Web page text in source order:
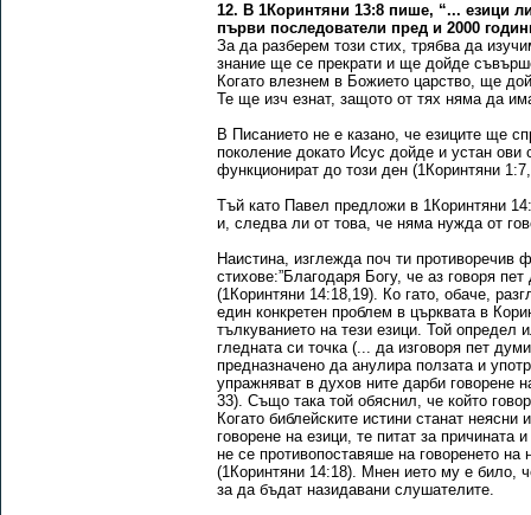
12. В 1Коринтяни 13:8 пише, “... езици
първи последователи пред и 2000
За да разберем този стих, трябва да
знание ще се прекрати и ще дойде
Когато влезнем в Божието царство, ще
Те ще изч езнат, защото от тях няма да
В Писанието не е казано, че езиците ще
поколение докато Исус дойде и устан
функционират до този ден (1Коринтяни
Тъй като Павел предложи в 1Коринтяни
и, следва ли от това, че няма нужда от
Наистина, изглежда поч ти
стихове:”Благодаря Богу, че аз говоря
(1Коринтяни 14:18,19). Ко гато, обаче,
един конкретен проблем в църквата в
тълкуванието на тези езици. Той определ
гледната си точка (... да изговоря пет
предназначено да анулира ползата и
упражняват в духов ните дарби говорене
33). Също така той обяснил, че който
Когато библейските истини станат
говорене на езици, те питат за причината
не се противопоставяше на говоренето на
(1Коринтяни 14:18). Мнен ието му е било,
за да бъдат назидавани слушателите.